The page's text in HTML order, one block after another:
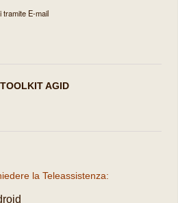
tramite E-mail
AGID
la Teleassistenza: